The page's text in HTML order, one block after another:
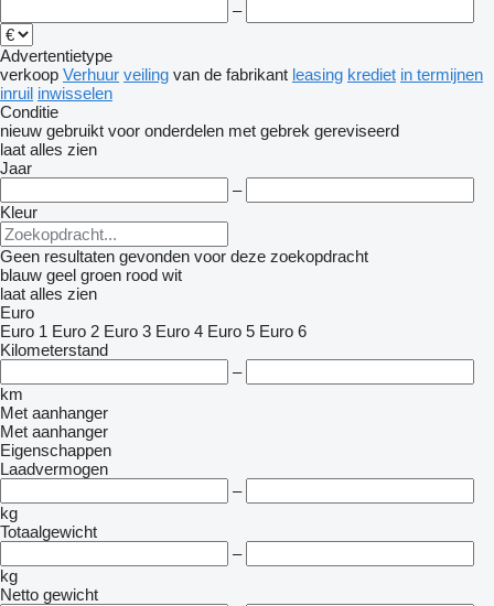
–
Advertentietype
verkoop Verhuur veiling van de fabrikant leasing krediet in termijnen
inruil inwisselen
Conditie
nieuw gebruikt voor onderdelen met gebrek gereviseerd
laat alles zien
Jaar
–
Kleur
Geen resultaten gevonden voor deze zoekopdracht
blauw geel groen rood wit
laat alles zien
Euro
Euro 1 Euro 2 Euro 3 Euro 4 Euro 5 Euro 6
Kilometerstand
–
km
Met aanhanger
Met aanhanger
Eigenschappen
Laadvermogen
–
kg
Totaalgewicht
–
kg
Netto gewicht